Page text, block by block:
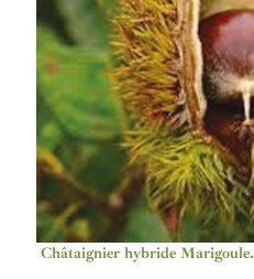
Châtaignier hybride Marigoule.